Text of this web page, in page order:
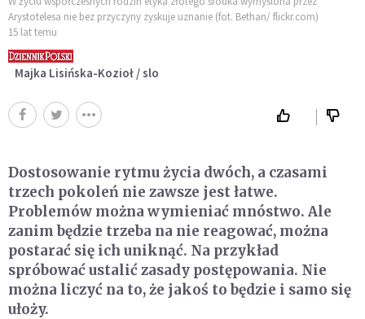
Arystotelesa nie bez przyczyny zyskuje uznanie (fot. Βethan/ flickr.com)
15 lat temu
Majka Lisińska-Kozioł / slo
Dostosowanie rytmu życia dwóch, a czasami
trzech pokoleń nie zawsze jest łatwe.
Problemów można wymieniać mnóstwo. Ale
zanim będzie trzeba na nie reagować, można
postarać się ich uniknąć. Na przykład
spróbować ustalić zasady postępowania. Nie
można liczyć na to, że jakoś to będzie i samo się
ułoży.